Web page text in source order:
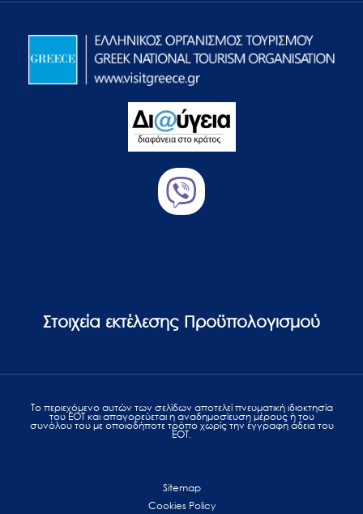
Στοιχεία εκτέλεσης Προϋπολογισμού
Το περιεχόμενο αυτών των σελίδων αποτελεί πvευματική ιδιοκτησία
του ΕΟΤ και απαγορεύεται η αναδημοσίευση μέρους ή του
συνόλου του με οποιοδήποτε τρόπο χωρίς την έγγραφη άδεια του
ΕΟΤ.
Sitemap
Cookies Policy